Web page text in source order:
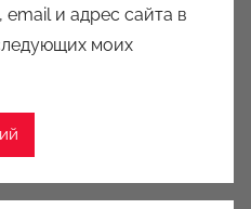
и адрес сайта в
моих